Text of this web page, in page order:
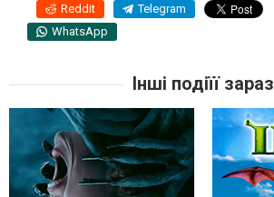
Reddit Telegram
WhatsApp
Інші подіїї зараз